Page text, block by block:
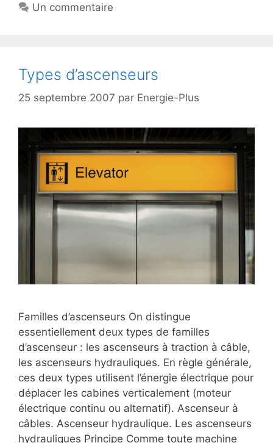
Un commentaire
Types d’ascenseurs
25 septembre 2007 par Energie-Plus
Familles d’ascenseurs On distingue
essentiellement deux types de familles
d’ascenseur : les ascenseurs à traction à câble,
les ascenseurs hydrauliques. En règle générale,
ces deux types utilisent l’énergie électrique pour
déplacer les cabines verticalement (moteur
électrique continu ou alternatif). Ascenseur à
câbles. Ascenseur hydraulique. Les ascenseurs
hydrauliques Principe Comme toute machine